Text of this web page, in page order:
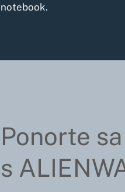
notebook.
Ponorte
s